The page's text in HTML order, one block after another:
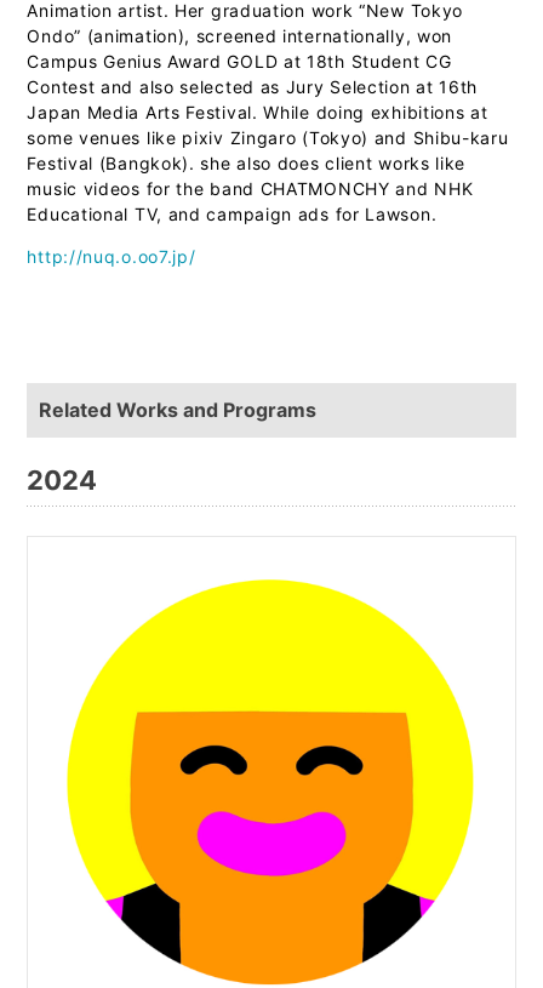
Animation artist. Her graduation work “New Tokyo
Ondo” (animation), screened internationally, won
Campus Genius Award GOLD at 18th Student CG
Contest and also selected as Jury Selection at 16th
Japan Media Arts Festival. While doing exhibitions at
some venues like pixiv Zingaro (Tokyo) and Shibu-karu
Festival (Bangkok). she also does client works like
music videos for the band CHATMONCHY and NHK
Educational TV, and campaign ads for Lawson.
http://nuq.o.oo7.jp/
Related Works and Programs
2024